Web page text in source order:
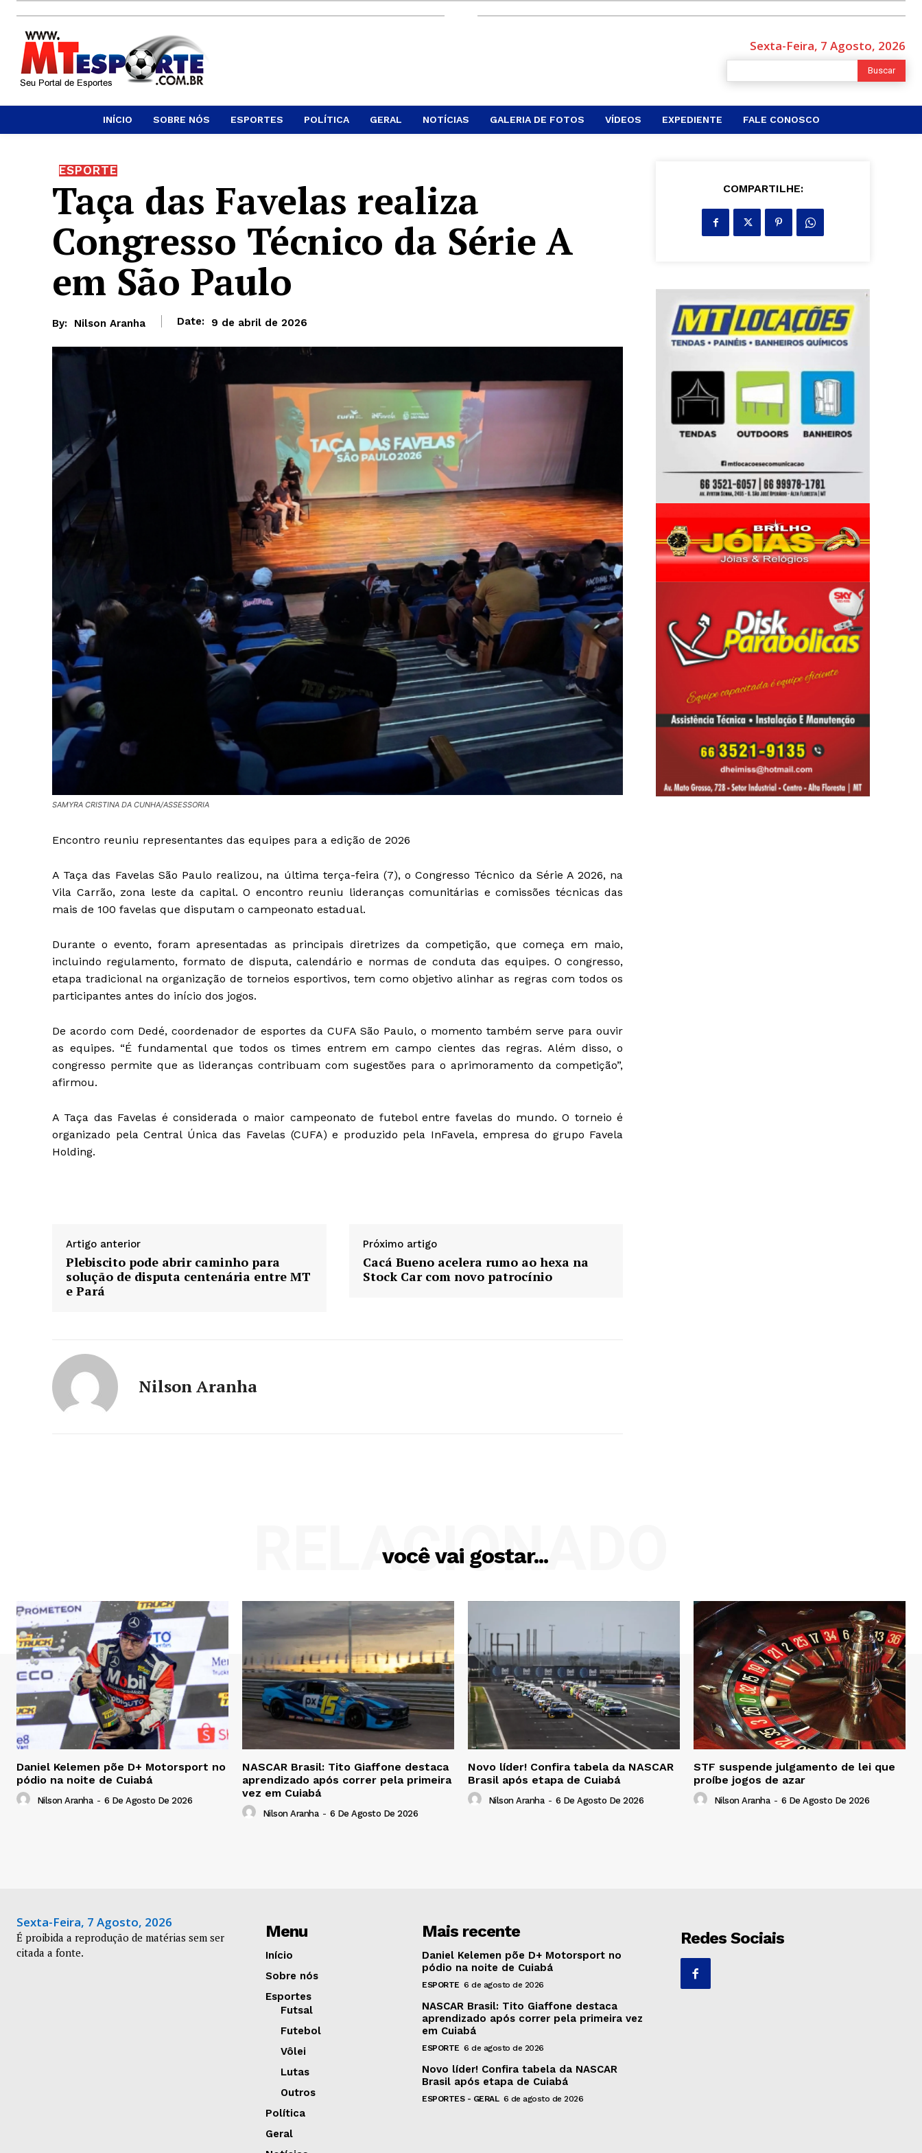
Sexta-Feira, 7 Agosto, 2026
Buscar
INÍCIO SOBRE NÓS ESPORTES POLÍTICA GERAL NOTÍCIAS GALERIA DE FOTOS VÍDEOS EXPEDIENTE FALE CONOSCO
ESPORTE
Taça das Favelas realiza
Congresso Técnico da Série A
em São Paulo
By: Nilson Aranha Date: 9 de abril de 2026
SAMYRA CRISTINA DA CUNHA/ASSESSORIA
Encontro reuniu representantes das equipes para a edição de 2026
A Taça das Favelas São Paulo realizou, na última terça-feira (7), o Congresso Técnico da Série A 2026, na
Vila Carrão, zona leste da capital. O encontro reuniu lideranças comunitárias e comissões técnicas das
mais de 100 favelas que disputam o campeonato estadual.
Durante o evento, foram apresentadas as principais diretrizes da competição, que começa em maio,
incluindo regulamento, formato de disputa, calendário e normas de conduta das equipes. O congresso,
etapa tradicional na organização de torneios esportivos, tem como objetivo alinhar as regras com todos os
participantes antes do início dos jogos.
De acordo com Dedé, coordenador de esportes da CUFA São Paulo, o momento também serve para ouvir
as equipes. “É fundamental que todos os times entrem em campo cientes das regras. Além disso, o
congresso permite que as lideranças contribuam com sugestões para o aprimoramento da competição”,
afirmou.
A Taça das Favelas é considerada o maior campeonato de futebol entre favelas do mundo. O torneio é
organizado pela Central Única das Favelas (CUFA) e produzido pela InFavela, empresa do grupo Favela
Holding.
Artigo anterior
Plebiscito pode abrir caminho para
solução de disputa centenária entre MT
e Pará
Próximo artigo
Cacá Bueno acelera rumo ao hexa na
Stock Car com novo patrocínio
Nilson Aranha
COMPARTILHE:
você vai gostar...
RELACIONADO
Daniel Kelemen põe D+ Motorsport no
pódio na noite de Cuiabá
Nilson Aranha - 6 De Agosto De 2026
NASCAR Brasil: Tito Giaffone destaca
aprendizado após correr pela primeira
vez em Cuiabá
Nilson Aranha - 6 De Agosto De 2026
Novo líder! Confira tabela da NASCAR
Brasil após etapa de Cuiabá
Nilson Aranha - 6 De Agosto De 2026
STF suspende julgamento de lei que
proíbe jogos de azar
Nilson Aranha - 6 De Agosto De 2026
Sexta-Feira, 7 Agosto, 2026
É proibida a reprodução de matérias sem ser
citada a fonte.
Menu
Início
Sobre nós
Esportes
Futsal
Futebol
Vôlei
Lutas
Outros
Política
Geral
Mais recente
Daniel Kelemen põe D+ Motorsport no
pódio na noite de Cuiabá
ESPORTE 6 de agosto de 2026
NASCAR Brasil: Tito Giaffone destaca
aprendizado após correr pela primeira vez
em Cuiabá
ESPORTE 6 de agosto de 2026
Novo líder! Confira tabela da NASCAR
Brasil após etapa de Cuiabá
ESPORTES - GERAL 6 de agosto de 2026
Redes Sociais